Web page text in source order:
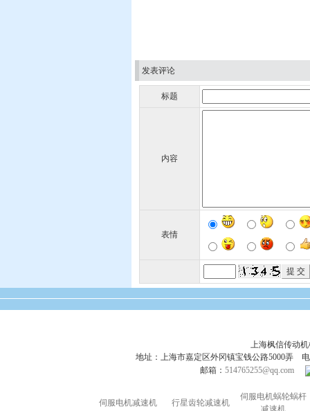
发表评论
标题
内容
表情
上海枫信传动
地址：上海市嘉定区外冈镇宝钱公路5000弄 电
邮箱：514765255@qq.com
伺服电机减速机 行星齿轮减速机
伺服电机蜗轮蜗杆
减速机